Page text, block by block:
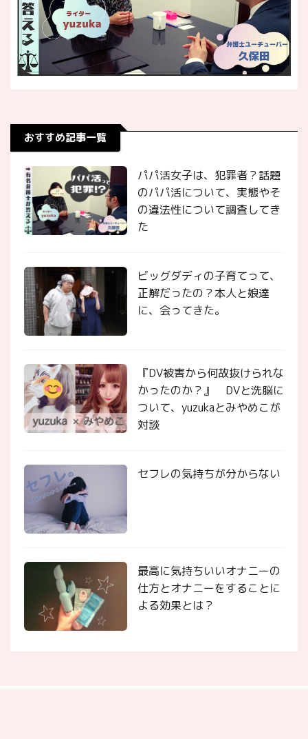
おすすめ記事一覧
パパ活女子は、犯罪者？話題
のパパ活について、実態やそ
の違法性について調査してき
た
ビッグダディの子育てって、
正解だったの？本人と娘達
に、会ってきた。
『DV被害から何故抜けられな
かったのか？』 DVと洗脳に
ついて、yuzukaとみやめこが
対談
セフレの気持ちが分からない
最高に気持ちいいオナニーの
仕方とオナニーをすることに
よる効果とは？